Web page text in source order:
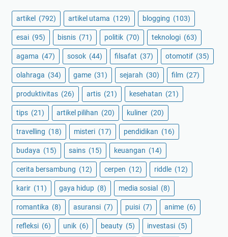
artikel (792) artikel utama (129) blogging (103)
esai (95) bisnis (71) politik (70) teknologi (63)
agama (47) sosok (44) filsafat (37) otomotif (35)
olahraga (34) game (31) sejarah (30) film (27)
produktivitas (26) artis (21) kesehatan (21)
tips (21) artikel pilihan (20) kuliner (20)
travelling (18) misteri (17) pendidikan (16)
budaya (15) sains (15) keuangan (14)
cerita bersambung (12) cerpen (12) riddle (12)
karir (11) gaya hidup (8) media sosial (8)
romantika (8) asuransi (7) puisi (7) anime (6)
refleksi (6) unik (6) beauty (5) investasi (5)